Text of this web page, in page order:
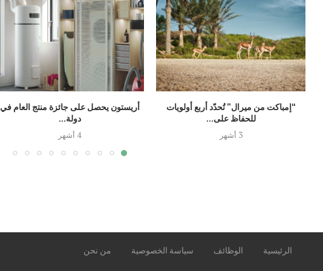
“إمباكت من ميرال” تُحدّد أربع أولويات
للحفاظ على...
3 أشهر
أريستون يحصل على جائزة منتج العام في
دولة...
4 أشهر
الرئيسية الوظائف سياسة الخصوصية
من نحن